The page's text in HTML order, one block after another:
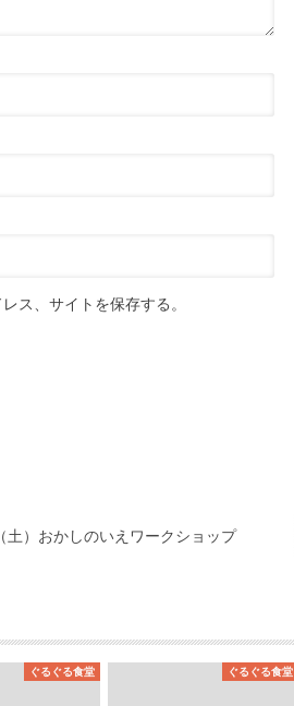
ス、サイトを保存する。
土）おかしのいえワークショップ
ぐるぐる食堂 ぐるぐる食堂